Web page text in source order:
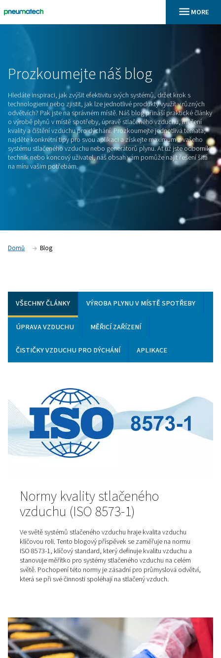
Prozkoumejtenášblog
Hledáte inspiraci, jak zvýšit efektivitu svých systémů, držet
technologiemi nebo zjistit, jak lze jednotlivé produkty
odvětvích? Pak jste na správném místě. Náš blog přináší
o výrobě plynů v místě spotřeby, úpravě stlačeného
kvality a čištění vzduchu pro dýchání. Prozkoumejte
najděte konkrétní tipy pro svou aplikaci a získejte
systému stlačeného vzduchu nebo generátorů plynu. Ať už
technik nebo koncový uživatel, náš obsah vám pomůže
na míru vašim potřebám.
ÚPRAVA VZDUCHU MĚŘICÍ ZAŘÍZENÍ
ČISTIČKY VZDUCHU PRO DÝCHÁNÍ APLIKACE
Normy kvality stlačeného
vzduchu (ISO 8573-1)